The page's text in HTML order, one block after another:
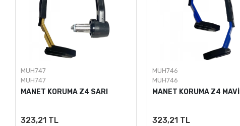
MUH747
MUH747
MANET KORUMA Z4 SARI
323,21 TL
MUH746
MUH746
MANET KORUMA Z4 MAVİ
323,21 TL